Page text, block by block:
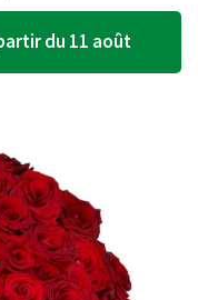
du 11 août